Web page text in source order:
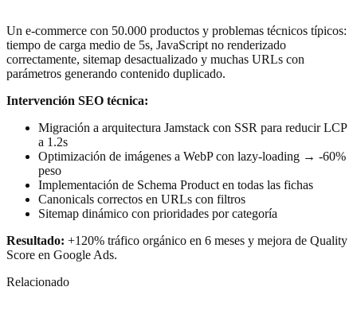
Un e-commerce con 50.000 productos y problemas técnicos típicos:
tiempo de carga medio de 5s, JavaScript no renderizado
correctamente, sitemap desactualizado y muchas URLs con
parámetros generando contenido duplicado.
Intervención SEO técnica:
Migración a arquitectura Jamstack con SSR para reducir LCP
a 1.2s
Optimización de imágenes a WebP con lazy-loading → -60%
peso
Implementación de Schema Product en todas las fichas
Canonicals correctos en URLs con filtros
Sitemap dinámico con prioridades por categoría
Resultado: +120% tráfico orgánico en 6 meses y mejora de Quality
Score en Google Ads.
Relacionado